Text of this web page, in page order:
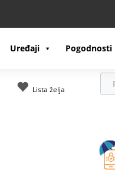
Uređaji Pogodnosti
Lista želja